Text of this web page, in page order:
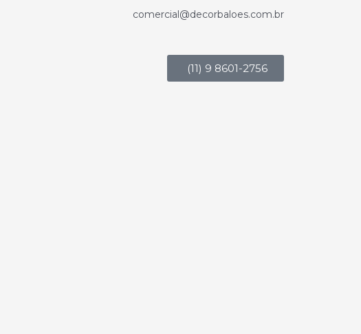
comercial@decorbaloes.com.br
(11) 9 8601-2756